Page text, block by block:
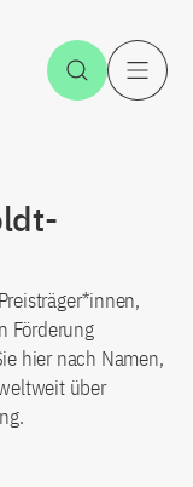
Suche
Förderung
hier nach Namen,
über